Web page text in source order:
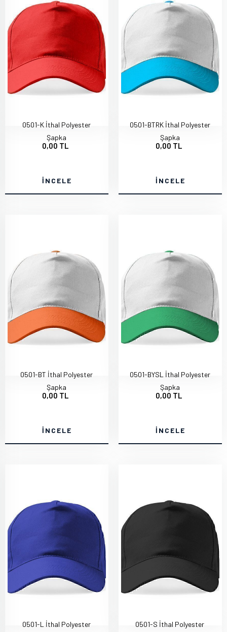
0501-K İthal Polyester
Şapka
0,00 TL
İNCELE
0501-BTRK İthal Polyester
Şapka
0,00 TL
İNCELE
0501-BT İthal Polyester
Şapka
0,00 TL
İNCELE
0501-BYSL İthal Polyester
Şapka
0,00 TL
İNCELE
0501-L İthal Polyester
0501-S İthal Polyester